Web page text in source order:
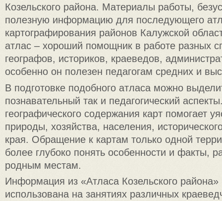
Козельского района. Материалы работы,
полезную информацию для последующего
картографирования районов Калужской
атлас – хороший помощник в работе разных
географов, историков, краеведов,
особенно он полезен педагогам средних и
В подготовке подобного атласа можно
познавательный так и педагогический
географического содержания карт помогает
природы, хозяйства, населения,
края. Обращение к картам только одной
более глубоко понять особенности и факты,
родным местам.
Информация из «Атласа Козельского
использована на занятиях различных